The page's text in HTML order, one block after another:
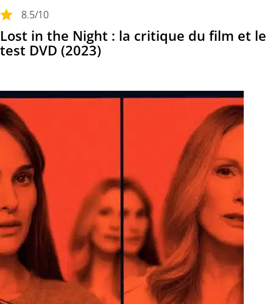
8.5/10
Lost in the Night : la critique du film et le
test DVD (2023)